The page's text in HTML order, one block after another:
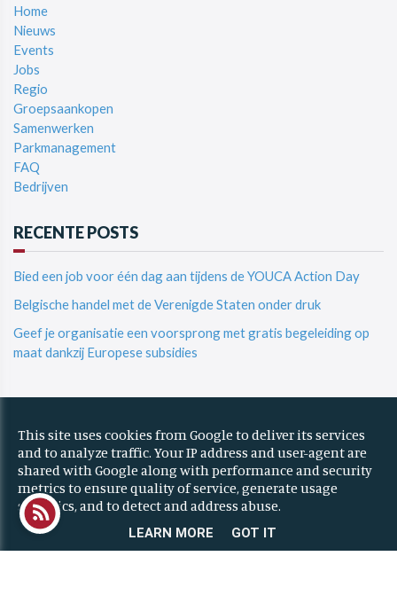
Home
Nieuws
Events
Jobs
Regio
Groepsaankopen
Samenwerken
Parkmanagement
FAQ
Bedrijven
RECENTE POSTS
Bied een job voor één dag aan tijdens de YOUCA Action Day
Belgische handel met de Verenigde Staten onder druk
Geef je organisatie een voorsprong met gratis begeleiding op
maat dankzij Europese subsidies
Privacy & Cookies|UP-TO-DATE WebDesign
This site uses cookies from Google to deliver its services
and to analyze traffic. Your IP address and user-agent are
shared with Google along with performance and security
metrics to ensure quality of service, generate usage
statistics, and to detect and address abuse.
LEARN MORE GOT IT